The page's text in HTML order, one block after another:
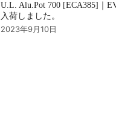
U.L. Alu.Pot 700 [ECA385]｜
入荷しました。
2023年9月10日